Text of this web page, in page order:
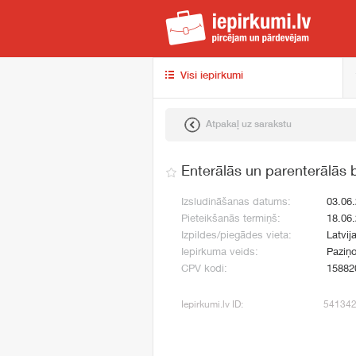
Visi iepirkumi
Atpakaļ uz sarakstu
Enterālās un parenterālās
Izsludināšanas datums:
Pieteikšanās termiņš:
Izpildes/piegādes vieta:
Latvija
Iepirkuma veids:
CPV kodi:
Iepirkumi.lv ID: